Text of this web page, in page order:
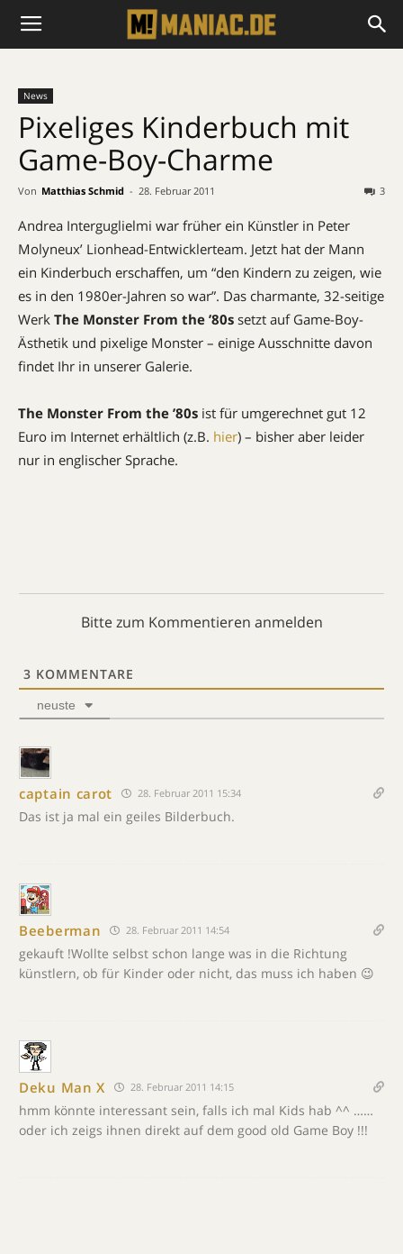
News
Pixeliges Kinderbuch mit
Game-Boy-Charme
Von Matthias Schmid - 28. Februar 2011 3
Andrea Interguglielmi war früher ein Künstler in Peter
Molyneux’ Lionhead-Entwicklerteam. Jetzt hat der Mann
ein Kinderbuch erschaffen, um “den Kindern zu zeigen, wie
es in den 1980er-Jahren so war”. Das charmante, 32-seitige
Werk The Monster From the ’80s setzt auf Game-Boy-
Ästhetik und pixelige Monster – einige Ausschnitte davon
findet Ihr in unserer Galerie.
The Monster From the ’80s ist für umgerechnet gut 12
Euro im Internet erhältlich (z.B. hier) – bisher aber leider
nur in englischer Sprache.
Bitte zum Kommentieren anmelden
3 KOMMENTARE
neuste
captain carot 28. Februar 2011 15:34
Das ist ja mal ein geiles Bilderbuch.
Beeberman 28. Februar 2011 14:54
gekauft !Wollte selbst schon lange was in die Richtung
künstlern, ob für Kinder oder nicht, das muss ich haben 😉
Deku Man X 28. Februar 2011 14:15
hmm könnte interessant sein, falls ich mal Kids hab ^^ ……
oder ich zeigs ihnen direkt auf dem good old Game Boy !!!